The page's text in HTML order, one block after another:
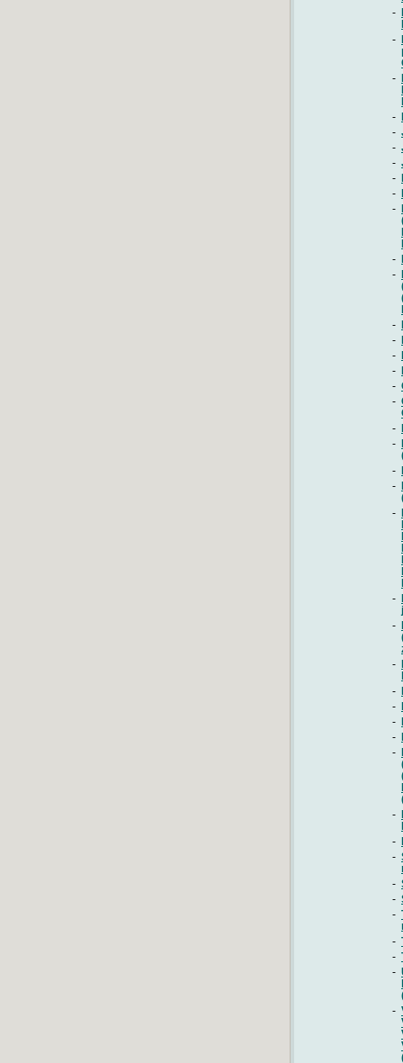
-
-
-
-
-
-
-
-
-
-
-
-
-
-
-
-
-
-
-
-
-
-
-
-
-
-
-
-
-
-
-
-
-
-
-
-
-
-
-
-
-